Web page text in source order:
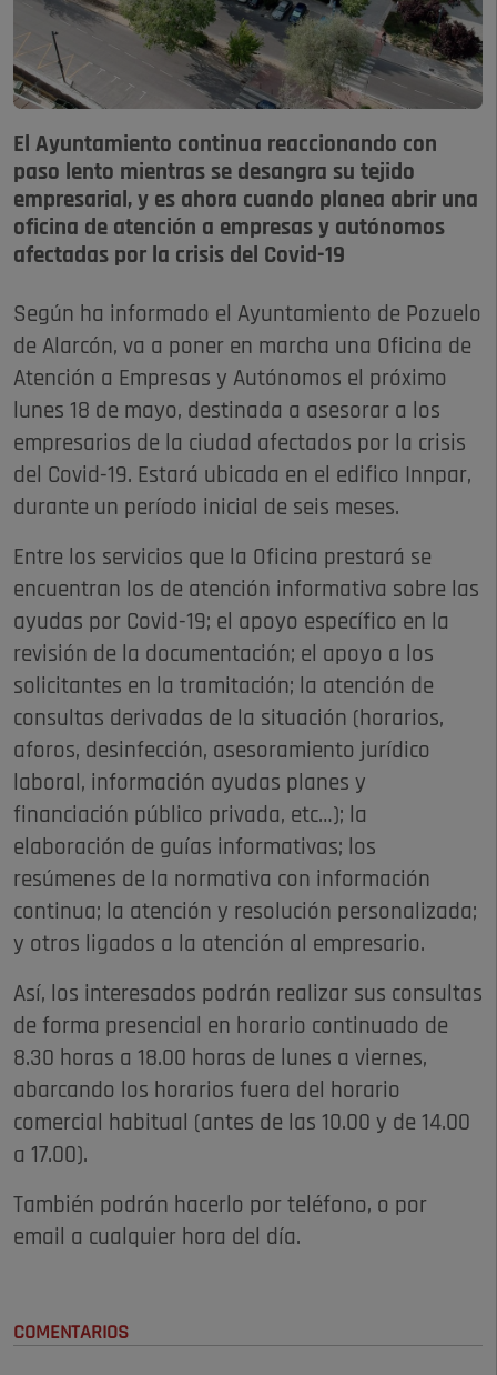
El Ayuntamiento continua reaccionando con
paso lento mientras se desangra su tejido
empresarial, y es ahora cuando planea abrir una
oficina de atención a empresas y autónomos
afectadas por la crisis del Covid-19
Según ha informado el Ayuntamiento de Pozuelo
de Alarcón, va a poner en marcha una Oficina de
Atención a Empresas y Autónomos el próximo
lunes 18 de mayo, destinada a asesorar a los
empresarios de la ciudad afectados por la crisis
del Covid-19. Estará ubicada en el edifico Innpar,
durante un período inicial de seis meses.
Entre los servicios que la Oficina prestará se
encuentran los de atención informativa sobre las
ayudas por Covid-19; el apoyo específico en la
revisión de la documentación; el apoyo a los
solicitantes en la tramitación; la atención de
consultas derivadas de la situación (horarios,
aforos, desinfección, asesoramiento jurídico
laboral, información ayudas planes y
financiación público privada, etc…); la
elaboración de guías informativas; los
resúmenes de la normativa con información
continua; la atención y resolución personalizada;
y otros ligados a la atención al empresario.
Así, los interesados podrán realizar sus consultas
de forma presencial en horario continuado de
8.30 horas a 18.00 horas de lunes a viernes,
abarcando los horarios fuera del horario
comercial habitual (antes de las 10.00 y de 14.00
a 17.00).
También podrán hacerlo por teléfono, o por
email a cualquier hora del día.
COMENTARIOS